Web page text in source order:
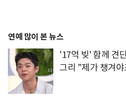
연예 많이 본 뉴스
'17억 빚' 함께 견
그리 "제가 챙겨